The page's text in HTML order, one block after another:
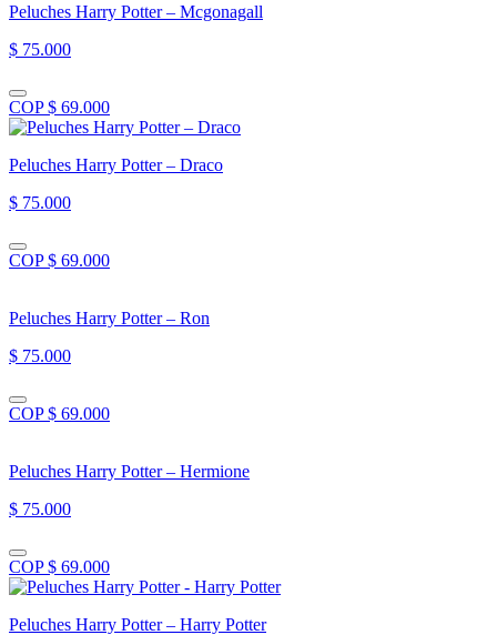
Peluches Harry Potter – Mcgonagall
$ 75.000
COP $ 69.000
Peluches Harry Potter – Draco
$ 75.000
COP $ 69.000
Peluches Harry Potter – Ron
$ 75.000
COP $ 69.000
Peluches Harry Potter – Hermione
$ 75.000
COP $ 69.000
Peluches Harry Potter – Harry Potter